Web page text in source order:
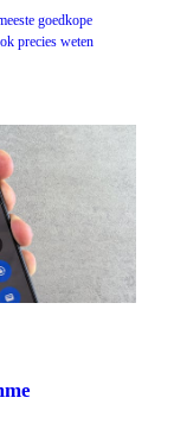
goedkope
precies weten